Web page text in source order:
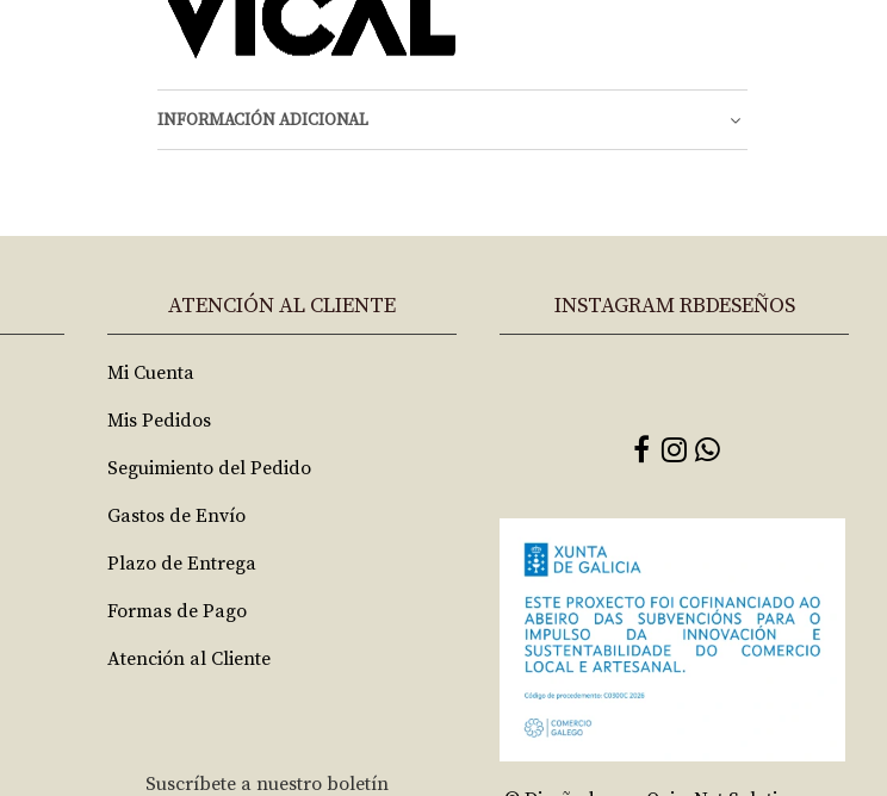
INFORMACIÓN ADICIONAL
ATENCIÓN AL CLIENTE
Mi Cuenta
Mis Pedidos
Seguimiento del Pedido
Gastos de Envío
Plazo de Entrega
Formas de Pago
Atención al Cliente
Suscríbete a nuestro boletín
INSTAGRAM RBDESEÑOS